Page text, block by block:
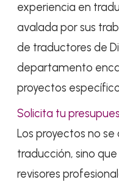
experiencia en
avalada por sus
de traductores de
departamento
proyectos
Solicita tu
Los proyectos no
traducción, sino
revisores